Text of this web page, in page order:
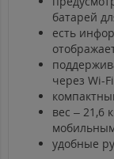
батарей
есть
через Wi-
вес – 21,6
удобные